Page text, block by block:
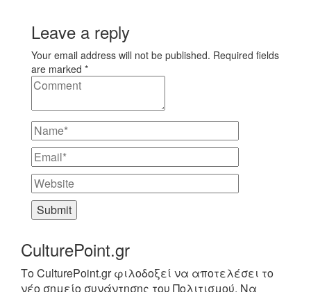
Leave a reply
Your email address will not be published. Required fields
are marked *
CulturePoint.gr
Το CulturePoint.gr φιλοδοξεί να αποτελέσει το
νέο σημείο συνάντησης του Πολιτισμού. Να